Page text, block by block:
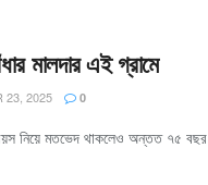
মালদার এই গ্রামে
23, 2025 0
নিয়ে মতভেদ থাকলেও অন্তত ৭৫ বছর